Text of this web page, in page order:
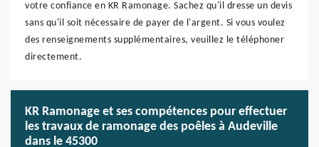
votre confiance en KR Ramonage. Sachez qu'il dresse un devis
sans qu'il soit nécessaire de payer de l'argent. Si vous voulez
des renseignements supplémentaires, veuillez le téléphoner
directement.
KR Ramonage et ses compétences pour effectuer
les travaux de ramonage des poêles à Audeville
dans le 45300